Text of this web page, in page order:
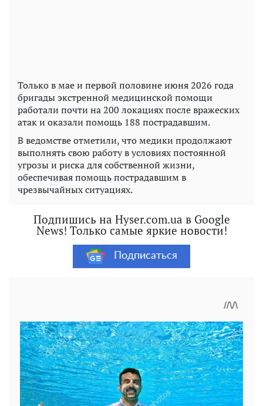
Только в мае и первой половине июня 2026 года
бригады экстренной медицинской помощи
работали почти на 200 локациях после вражеских
атак и оказали помощь 188 пострадавшим.
В ведомстве отметили, что медики продолжают
выполнять свою работу в условиях постоянной
угрозы и риска для собственной жизни,
обеспечивая помощь пострадавшим в
чрезвычайных ситуациях.
Подпишись на Hyser.com.ua в Google
News! Только самые яркие новости!
Подписаться